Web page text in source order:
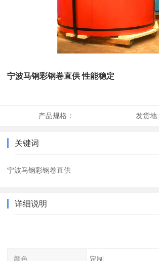
宁波马钢彩钢卷直供 性能稳定
产品规格： 发货地:
关键词
宁波马钢彩钢卷直供
详细说明
颜色 定制